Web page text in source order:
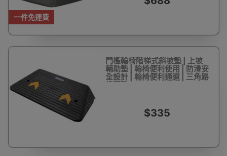
一件免運費
門檻輪椅階梯式斜坡墊 | 上坡
輔助墊 | 輪椅便利使用 | 防滑安
全設計 | 輪椅便利通道 | 三角路
緣石墊
$335